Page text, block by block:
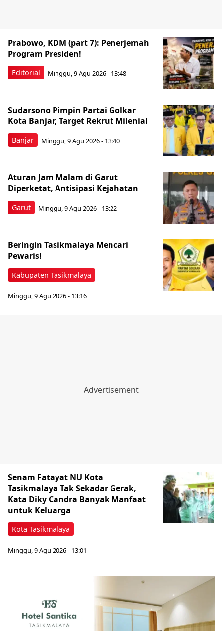
Editorial
Prabowo, KDM (part 7): Penerjemah
Program Presiden!
Minggu, 9 Agu 2026 - 13:48
Banjar
Sudarsono Pimpin Partai Golkar
Kota Banjar, Target Rekrut Milenial
Minggu, 9 Agu 2026 - 13:40
Garut
Aturan Jam Malam di Garut
Diperketat, Antisipasi Kejahatan
Minggu, 9 Agu 2026 - 13:22
Kabupaten Tasikmalaya
Beringin Tasikmalaya Mencari
Pewaris!
Minggu, 9 Agu 2026 - 13:16
Kota Tasikmalaya
Senam Fatayat NU Kota
Tasikmalaya Tak Sekadar Gerak,
Kata Diky Candra Banyak Manfaat
untuk Keluarga
Minggu, 9 Agu 2026 - 13:01